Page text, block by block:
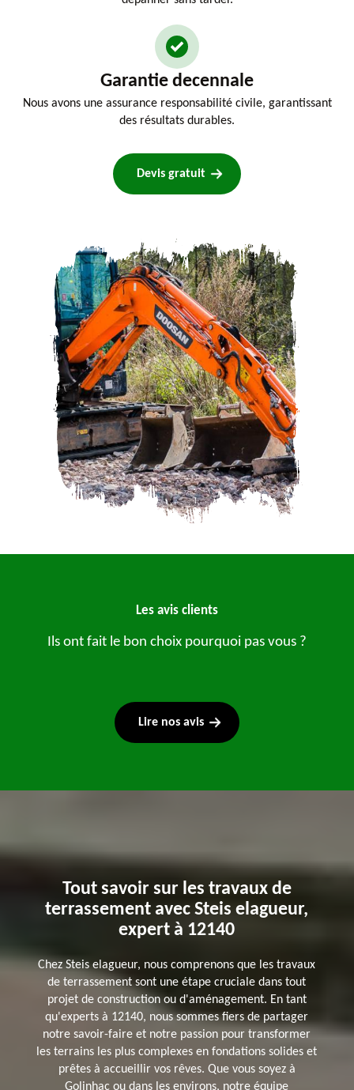
Garantie decennale
Nous avons une assurance responsabilité civile, garantissant
des résultats durables.
Devis gratuit
Les avis clients
Ils ont fait le bon choix pourquoi pas vous ?
Lire nos avis
Tout savoir sur les travaux de
terrassement avec Steis elagueur,
expert à 12140
Chez Steis elagueur, nous comprenons que les travaux
de terrassement sont une étape cruciale dans tout
projet de construction ou d'aménagement. En tant
qu'experts à 12140, nous sommes fiers de partager
notre savoir-faire et notre passion pour transformer
les terrains les plus complexes en fondations solides et
prêtes à accueillir vos rêves. Que vous soyez à
Golinhac ou dans les environs, notre équipe